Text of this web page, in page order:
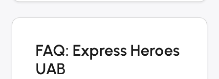
FAQ: Express Heroes
UAB